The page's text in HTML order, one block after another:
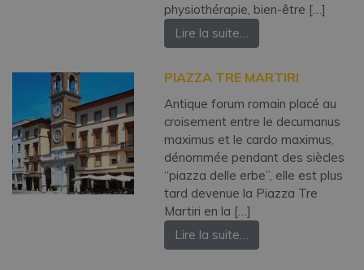
physiothérapie, bien-être […]
Lire la suite…
PIAZZA TRE MARTIRI
Antique forum romain placé au
croisement entre le decumanus
maximus et le cardo maximus,
dénommée pendant des siècles
“piazza delle erbe”, elle est plus
tard devenue la Piazza Tre
Martiri en la […]
Lire la suite…